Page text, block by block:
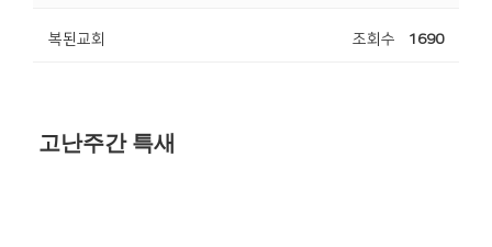
복된교회 조회수 1690
고난주간 특새